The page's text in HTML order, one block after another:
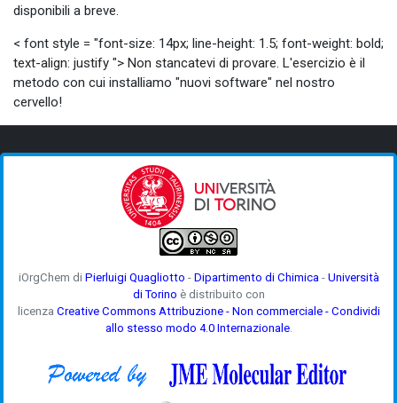
disponibili a breve.
< font style = "font-size: 14px; line-height: 1.5; font-weight: bold;
text-align: justify "> Non stancatevi di provare. L'esercizio è il
metodo con cui installiamo "nuovi software" nel nostro
cervello!
iOrgChem di Pierluigi Quagliotto - Dipartimento di Chimica- Università
di Torino è distribuito con
licenza Creative Commons Attribuzione - Non commerciale - Condividi
allo stesso modo 4.0 Internazionale.